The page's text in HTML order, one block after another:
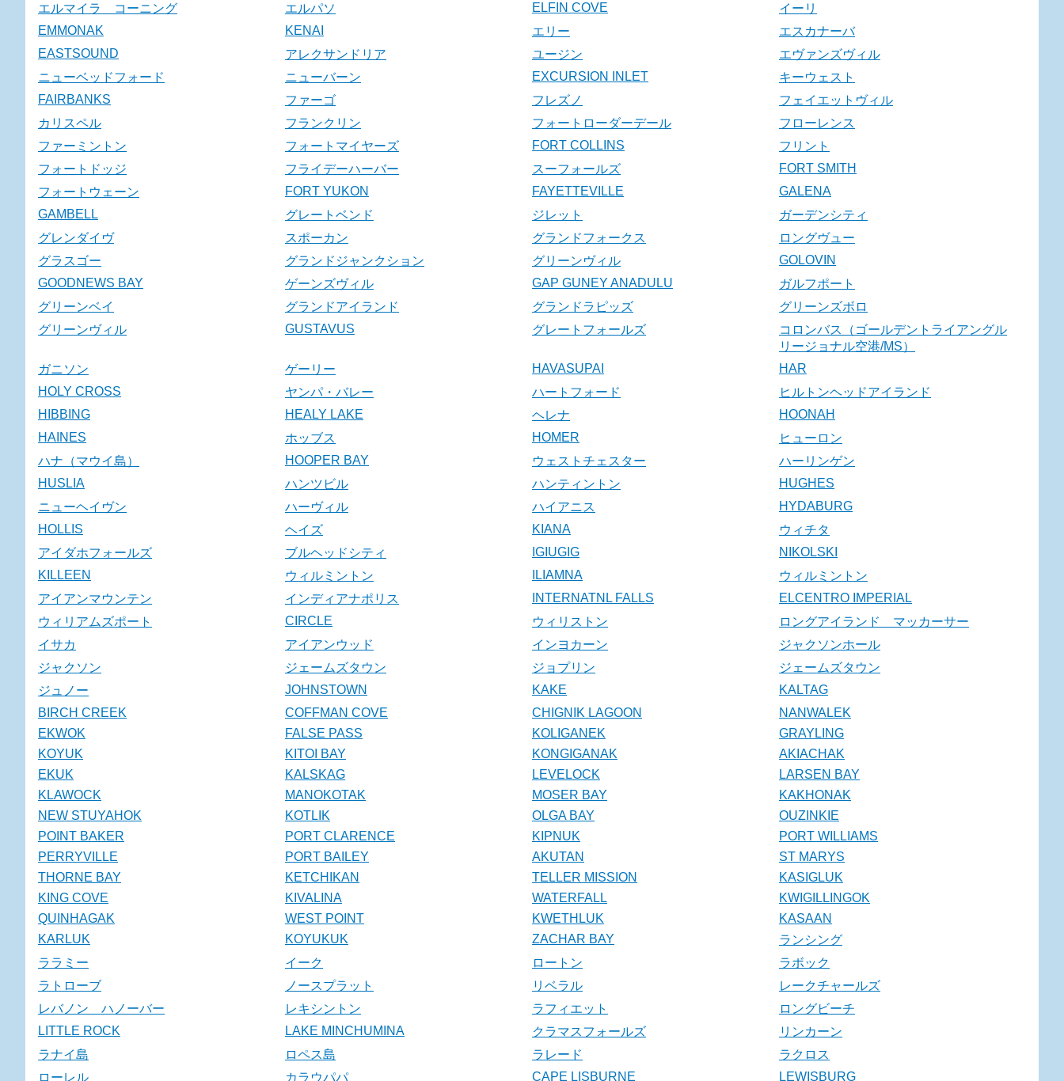
エルマイラ コーニング
エルパソ ELFIN COVE
イーリ
EMMONAK
KENAI エリー
エスカナーバ
EASTSOUND
アレクサンドリア ユージン
エヴァンズヴィル
ニューベッドフォード
ニューバーン EXCURSION INLET
キーウェスト
FAIRBANKS
ファーゴ フレズノ
フェイエットヴィル
カリスペル
フランクリン フォートローダーデール
フローレンス
ファーミントン
フォートマイヤーズ FORT COLLINS
フリント
フォートドッジ
フライデーハーバー スーフォールズ
FORT SMITH
フォートウェーン
FORT YUKON FAYETTEVILLE
GALENA
GAMBELL
グレートベンド ジレット
ガーデンシティ
グレンダイヴ
スポーカン グランドフォークス
ロングヴュー
グラスゴー
グランドジャンクション グリーンヴィル
GOLOVIN
GOODNEWS BAY
ゲーンズヴィル GAP GUNEY ANADULU
ガルフポート
グリーンベイ
グランドアイランド グランドラピッズ
グリーンズボロ
グリーンヴィル
GUSTAVUS グレートフォールズ
コロンバス（ゴールデントライアングル
リージョナル空港/MS）
ガニソン
ゲーリー HAVASUPAI
HAR
HOLY CROSS
ヤンパ・バレー ハートフォード
ヒルトンヘッドアイランド
HIBBING
HEALY LAKE ヘレナ
HOONAH
HAINES
ホッブス HOMER
ヒューロン
ハナ（マウイ島）
HOOPER BAY ウェストチェスター
ハーリンゲン
HUSLIA
ハンツビル ハンティントン
HUGHES
ニューヘイヴン
ハーヴィル ハイアニス
HYDABURG
HOLLIS
ヘイズ KIANA
ウィチタ
アイダホフォールズ
ブルヘッドシティ IGIUGIG
NIKOLSKI
KILLEEN
ウィルミントン ILIAMNA
ウィルミントン
アイアンマウンテン
インディアナポリス INTERNATNL FALLS
ELCENTRO IMPERIAL
ウィリアムズポート
CIRCLE ウィリストン
ロングアイランド マッカーサー
イサカ
アイアンウッド インヨカーン
ジャクソンホール
ジャクソン
ジェームズタウン ジョプリン
ジェームズタウン
ジュノー
JOHNSTOWN KAKE
KALTAG
BIRCH CREEK
COFFMAN COVE CHIGNIK LAGOON
NANWALEK
EKWOK
FALSE PASS KOLIGANEK
GRAYLING
KOYUK
KITOI BAY KONGIGANAK
AKIACHAK
EKUK
KALSKAG LEVELOCK
LARSEN BAY
KLAWOCK
MANOKOTAK MOSER BAY
KAKHONAK
NEW STUYAHOK
KOTLIK OLGA BAY
OUZINKIE
POINT BAKER
PORT CLARENCE KIPNUK
PORT WILLIAMS
PERRYVILLE
PORT BAILEY AKUTAN
ST MARYS
THORNE BAY
KETCHIKAN TELLER MISSION
KASIGLUK
KING COVE
KIVALINA WATERFALL
KWIGILLINGOK
QUINHAGAK
WEST POINT KWETHLUK
KASAAN
KARLUK
KOYUKUK ZACHAR BAY
ランシング
ララミー
イーク ロートン
ラボック
ラトローブ
ノースプラット リベラル
レークチャールズ
レバノン ハノーバー
レキシントン ラフィエット
ロングビーチ
LITTLE ROCK
LAKE MINCHUMINA クラマスフォールズ
リンカーン
ラナイ島
ロペス島 ラレード
ラクロス
ローレル
カラウパパ CAPE LISBURNE LEWISBURG